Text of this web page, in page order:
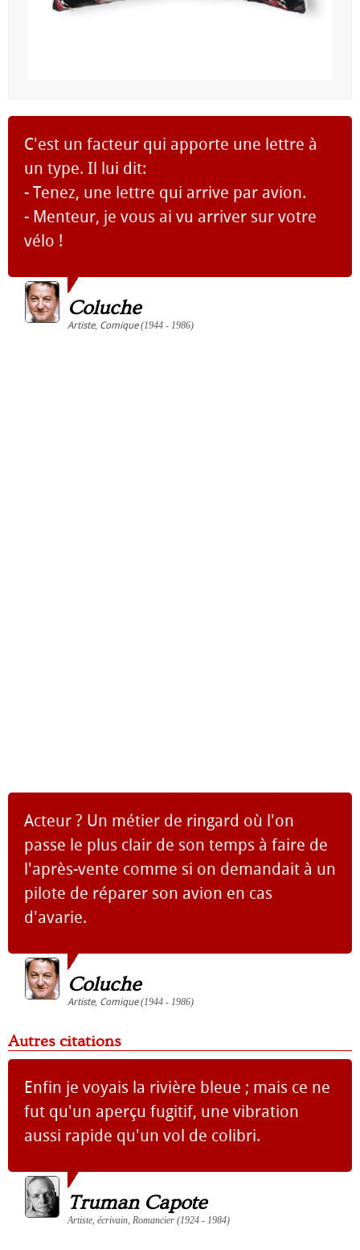
C'est un facteur qui apporte une lettre à
un type. Il lui dit:
- Tenez, une lettre qui arrive par avion.
- Menteur, je vous ai vu arriver sur votre
vélo !
Coluche
Artiste, Comique(1944 - 1986)
Acteur ? Un métier de ringard où l'on
passe le plus clair de son temps à faire de
l'après-vente comme si on demandait à un
pilote de réparer son avion en cas
d'avarie.
Coluche
Artiste, Comique(1944 - 1986)
Autres citations
Enfin je voyais la rivière bleue ; mais ce ne
fut qu'un aperçu fugitif, une vibration
aussi rapide qu'un vol de colibri.
Truman Capote
Artiste, écrivain, Romancier (1924 - 1984)